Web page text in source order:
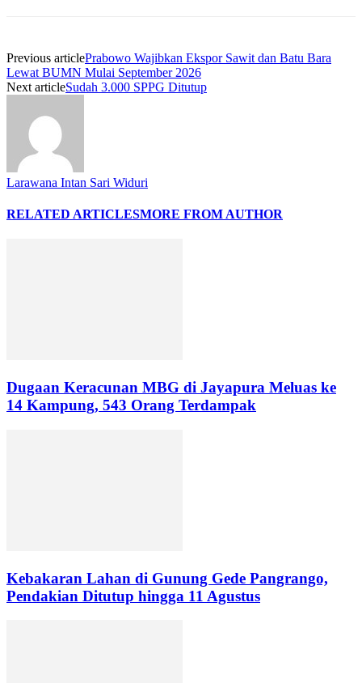
Previous articlePrabowo Wajibkan Ekspor Sawit dan Batu Bara
Lewat BUMN Mulai September 2026
Next articleSudah 3.000 SPPG Ditutup
Larawana Intan Sari Widuri
RELATED ARTICLESMORE FROM AUTHOR
Dugaan Keracunan MBG di Jayapura Meluas ke
14 Kampung, 543 Orang Terdampak
Kebakaran Lahan di Gunung Gede Pangrango,
Pendakian Ditutup hingga 11 Agustus